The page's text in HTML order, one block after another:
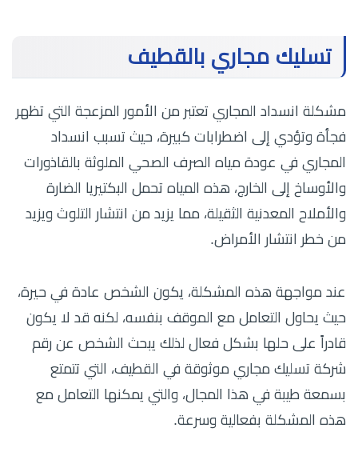
تسليك مجاري بالقطيف
مشكلة انسداد المجاري تعتبر من الأمور المزعجة التي تظهر
فجأة وتؤدي إلى اضطرابات كبيرة، حيث تسبب انسداد
المجاري في عودة مياه الصرف الصحي الملوثة بالقاذورات
والأوساخ إلى الخارج، هذه المياه تحمل البكتيريا الضارة
والأملاح المعدنية الثقيلة، مما يزيد من انتشار التلوث ويزيد
من خطر انتشار الأمراض.
عند مواجهة هذه المشكلة، يكون الشخص عادة في حيرة،
حيث يحاول التعامل مع الموقف بنفسه، لكنه قد لا يكون
قادراً على حلها بشكل فعال لذلك يبحث الشخص عن رقم
شركة تسليك مجاري موثوقة في القطيف، التي تتمتع
بسمعة طيبة في هذا المجال، والتي يمكنها التعامل مع
هذه المشكلة بفعالية وسرعة.